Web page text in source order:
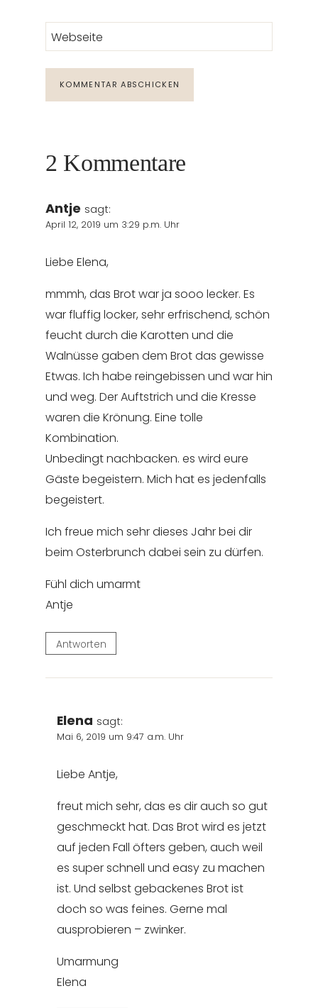
Webseite
2 Kommentare
Antje sagt:
April 12, 2019 um 3:29 p.m. Uhr
Liebe Elena,
mmmh, das Brot war ja sooo lecker. Es
war fluffig locker, sehr erfrischend, schön
feucht durch die Karotten und die
Walnüsse gaben dem Brot das gewisse
Etwas. Ich habe reingebissen und war hin
und weg. Der Auftstrich und die Kresse
waren die Krönung. Eine tolle
Kombination.
Unbedingt nachbacken. es wird eure
Gäste begeistern. Mich hat es jedenfalls
begeistert.
Ich freue mich sehr dieses Jahr bei dir
beim Osterbrunch dabei sein zu dürfen.
Fühl dich umarmt
Antje
Antworten
Elena sagt:
Mai 6, 2019 um 9:47 a.m. Uhr
Liebe Antje,
freut mich sehr, das es dir auch so gut
geschmeckt hat. Das Brot wird es jetzt
auf jeden Fall öfters geben, auch weil
es super schnell und easy zu machen
ist. Und selbst gebackenes Brot ist
doch so was feines. Gerne mal
ausprobieren – zwinker.
Umarmung
Elena